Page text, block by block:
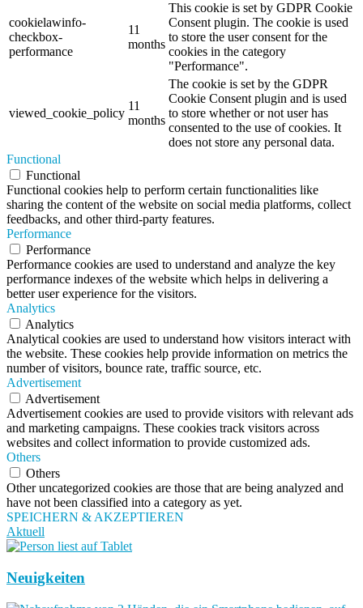
cookielawinfo-
checkbox-
performance
11
months
This cookie is set by GDPR Cookie
Consent plugin. The cookie is used
to store the user consent for the
cookies in the category
"Performance".
viewed_cookie_policy
11
months
The cookie is set by the GDPR
Cookie Consent plugin and is used
to store whether or not user has
consented to the use of cookies. It
does not store any personal data.
Functional
Functional
Functional cookies help to perform certain functionalities like
sharing the content of the website on social media platforms, collect
feedbacks, and other third-party features.
Performance
Performance
Performance cookies are used to understand and analyze the key
performance indexes of the website which helps in delivering a
better user experience for the visitors.
Analytics
Analytics
Analytical cookies are used to understand how visitors interact with
the website. These cookies help provide information on metrics the
number of visitors, bounce rate, traffic source, etc.
Advertisement
Advertisement
Advertisement cookies are used to provide visitors with relevant ads
and marketing campaigns. These cookies track visitors across
websites and collect information to provide customized ads.
Others
Others
Other uncategorized cookies are those that are being analyzed and
have not been classified into a category as yet.
SPEICHERN & AKZEPTIEREN
Aktuell
Neuigkeiten